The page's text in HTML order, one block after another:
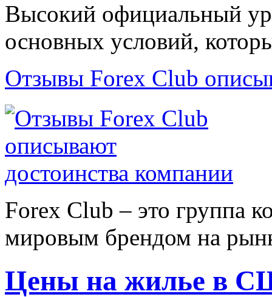
Высокий официальный
основных условий,
Отзывы Forex Сlub
Forex Сlub – это группа
мировым брендом на
Цены на жилье в